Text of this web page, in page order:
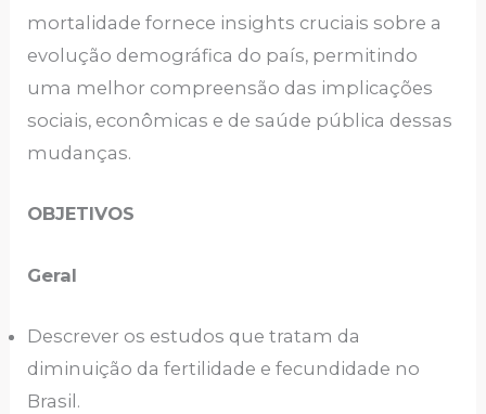
mortalidade fornece insights cruciais sobre a
evolução demográfica do país, permitindo
uma melhor compreensão das implicações
sociais, econômicas e de saúde pública dessas
mudanças.
OBJETIVOS
Geral
Descrever os estudos que tratam da
diminuição da fertilidade e fecundidade no
Brasil.